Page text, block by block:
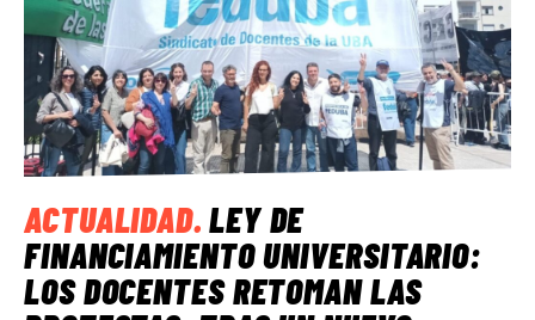
ACTUALIDAD.LEY DE
FINANCIAMIENTO UNIVERSITARIO:
LOS DOCENTES RETOMAN LAS